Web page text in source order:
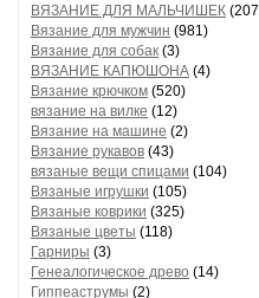
ВЯЗАНИЕ ДЛЯ МАЛЬЧИШЕК
Вязание для мужчин (981)
Вязание для собак (3)
ВЯЗАНИЕ КАПЮШОНА (4)
Вязание крючком (520)
вязание на вилке (12)
Вязание на машине (2)
Вязание рукавов (43)
вязаные вещи спицами (104)
Вязаные игрушки (105)
Вязаные коврики (325)
Вязаные цветы (118)
Гарниры (3)
Генеалогическое древо (14)
Гиппеаструмы (2)